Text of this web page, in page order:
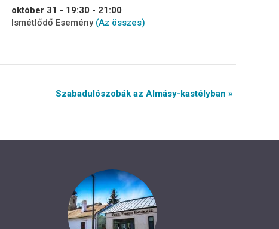
október 31 - 19:30 - 21:00
Ismétlődő Esemény (Az összes)
Szabadulószobák az Almásy-kastélyban »